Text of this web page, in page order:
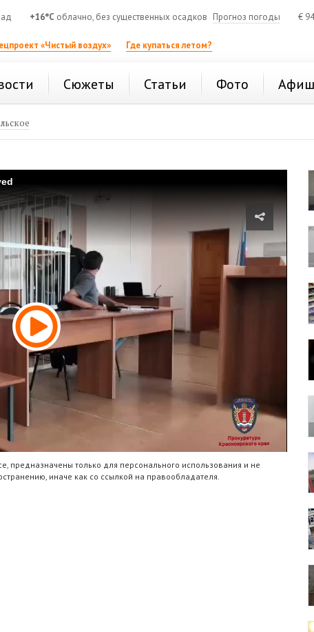
+16°C облачно, без существенных осадков Прогноз погоды €
«Чистый воздух» Где купаться летом?
Сюжеты Статьи Фото
только для персонального использования и не
иначе как со ссылкой на правообладателя.